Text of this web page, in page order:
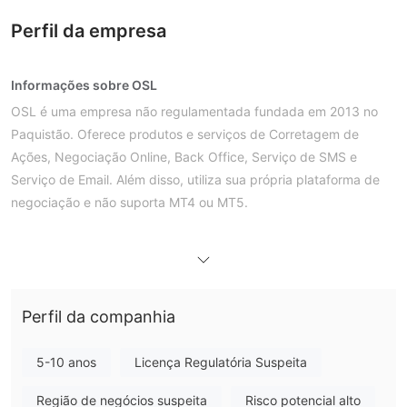
Perfil da empresa
Informações sobre OSL
OSL é uma empresa não regulamentada fundada em 2013 no
Paquistão. Oferece produtos e serviços de Corretagem de
Ações, Negociação Online, Back Office, Serviço de SMS e
Serviço de Email. Além disso, utiliza sua própria plataforma de
negociação e não suporta MT4 ou MT5.
regulamentações atualmente
O que posso negociar na OSL?
Plataforma de Negociação
OSL oferece uma plataforma de negociação disponível em
Perfil da companhia
5-10 anos Licença Regulatória Suspeita
Região de negócios suspeita Risco potencial alto